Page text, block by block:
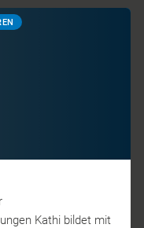
Kathi bildet mit